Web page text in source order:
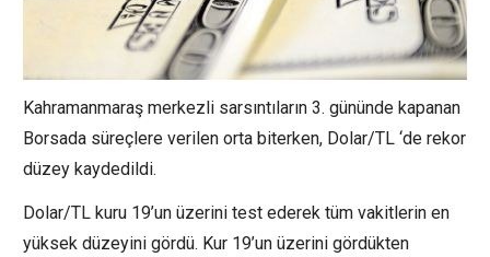
Kahramanmaraş merkezli sarsıntıların 3. gününde kapanan
Borsada süreçlere verilen orta biterken, Dolar/TL ‘de rekor
düzey kaydedildi.
Dolar/TL kuru 19’un üzerini test ederek tüm vakitlerin en
yüksek düzeyini gördü. Kur 19’un üzerini gördükten